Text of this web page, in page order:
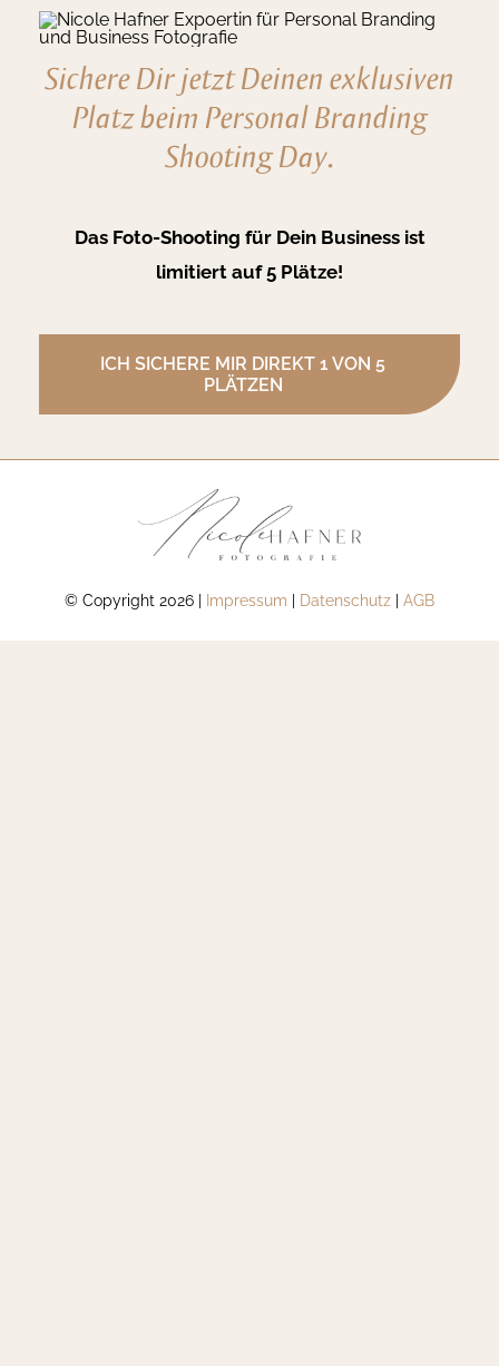
Sichere Dir jetzt Deinen exklusiven
Platz beim Personal Branding
Shooting Day.
Das Foto-Shooting für Dein Businessist
limitiert auf 5 Plätze!
ICH SICHERE MIR DIREKT 1 VON 5
PLÄTZEN
© Copyright 2026 | Impressum Datenschutz AGB